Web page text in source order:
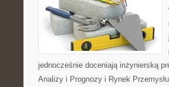
jednocześnie doceniają inżynierską
Analizy i Prognozy i Rynek